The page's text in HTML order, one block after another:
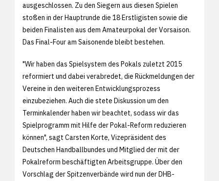
ausgeschlossen. Zu den Siegern aus diesen Spielen
stoßen in der Hauptrunde die 18 Erstligisten sowie die
beiden Finalisten aus dem Amateurpokal der Vorsaison.
Das Final-Four am Saisonende bleibt bestehen.
"Wir haben das Spielsystem des Pokals zuletzt 2015
reformiert und dabei verabredet, die Rückmeldungen der
Vereine in den weiteren Entwicklungsprozess
einzubeziehen. Auch die stete Diskussion um den
Terminkalender haben wir beachtet, sodass wir das
Spielprogramm mit Hilfe der Pokal-Reform reduzieren
können", sagt Carsten Korte, Vizepräsident des
Deutschen Handballbundes und Mitglied der mit der
Pokalreform beschäftigten Arbeitsgruppe. Über den
Vorschlag der Spitzenverbände wird nun der DHB-